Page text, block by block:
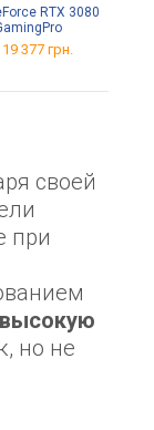
RTX 3080
377 грн.
своей
при
высокую
но не